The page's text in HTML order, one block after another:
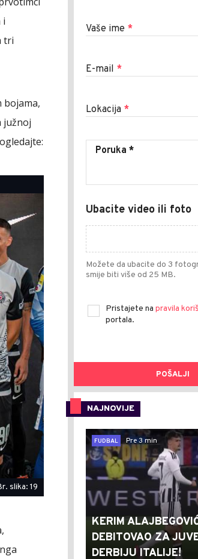
i
tri
bojama,
južnoj
slika: 19
Vaše ime *
E-mail *
Lokacija *
Ubacite video ili foto
Možete da ubacite do 3
smije biti više od 25 MB.
Pristajete na pravila
portala.
POŠALJI
NAJNOVIJE
FUDBAL
Pre 3 min
KERIM
DEBITOVAO ZA
DERBIJU ITALIJE!